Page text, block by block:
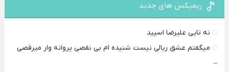
ریمیکس های جدید
نه تایی علیرضا اسپید
میگفتم عشق ریالی نیست شنیده ام بی نقصی پروانه وار میرقصی
–